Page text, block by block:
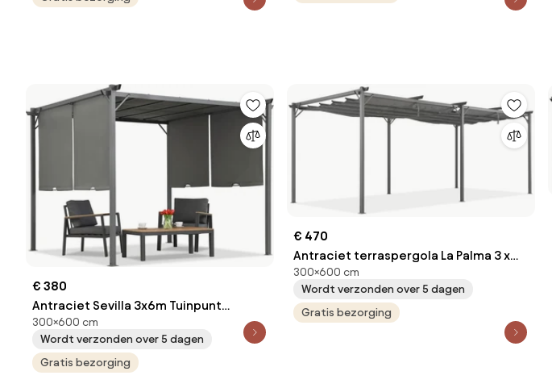
€ 380
Antraciet Sevilla 3x6m Tuinpunt
terraspergola
300×600 cm
Wordt verzonden over 5 dagen
Gratis bezorging
€ 470
Antraciet terraspergola La Palma 3 x
6m Garden Point
300×600 cm
Wordt verzonden over 5 dagen
Gratis bezorging